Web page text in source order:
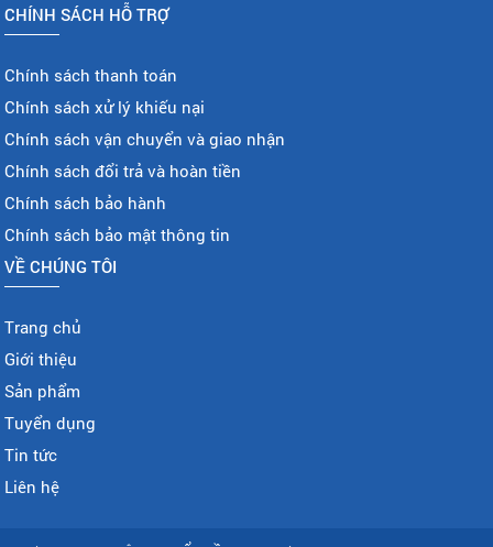
CHÍNH SÁCH HỖ TRỢ
Chính sách thanh toán
Chính sách xử lý khiếu nại
Chính sách vận chuyển và giao nhận
Chính sách đổi trả và hoàn tiền
Chính sách bảo hành
Chính sách bảo mật thông tin
VỀ CHÚNG TÔI
Trang chủ
Giới thiệu
Sản phẩm
Tuyển dụng
Tin tức
Liên hệ